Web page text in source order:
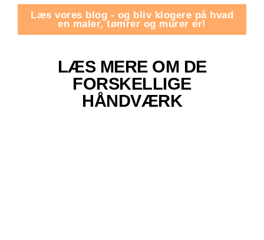
Læs vores blog - og bliv klogere på hvad
en maler, tømrer og murer er!
LÆS MERE OM DE
FORSKELLIGE
HÅNDVÆRK